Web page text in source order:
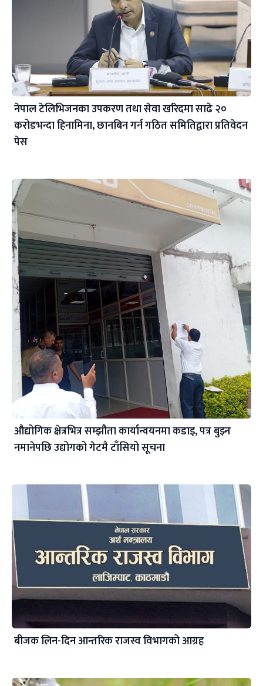
नेपाल टेलिभिजनका उपकरण तथा सेवा खरिदमा साढे २०
करोडभन्दा हिनामिना, छानबिन गर्न गठित समितिद्वारा प्रतिवेदन
पेस
औद्योगिक क्षेत्रभित्र सम्झौता कार्यान्वयनमा कडाइ, पत्र बुझ्न
नमानेपछि उद्योगको गेटमै टाँसियो सूचना
बीजक लिन-दिन आन्तरिक राजस्व विभागको आग्रह